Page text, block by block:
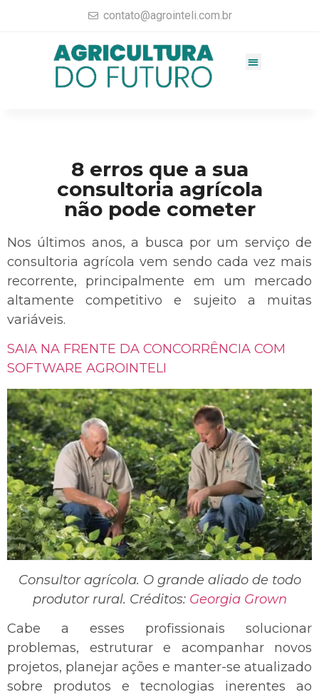
contato@agrointeli.com.br
8 erros que a sua
consultoria agrícola
não pode cometer
Nos últimos anos, a busca por um serviço de
consultoria agrícola vem sendo cada vez mais
recorrente, principalmente em um mercado
altamente competitivo e sujeito a muitas
variáveis.
SAIA NA FRENTE DA CONCORRÊNCIA COM
SOFTWARE AGROINTELI
Consultor agrícola. O grande aliado de todo
produtor rural. Créditos: Georgia Grown
Cabe a esses profissionais solucionar
problemas, estruturar e acompanhar novos
projetos, planejar ações e manter-se atualizado
sobre produtos e tecnologias inerentes ao